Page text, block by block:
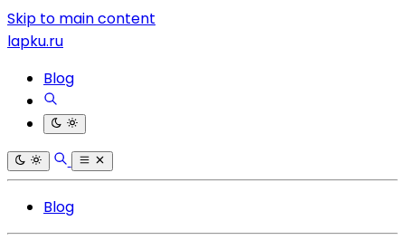
Skip to main content
lapku.ru
Blog
Blog